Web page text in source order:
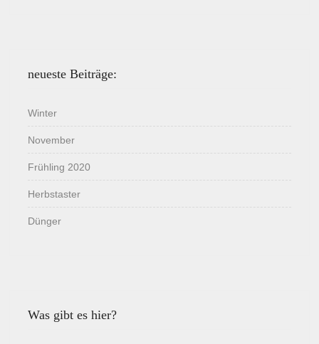
neueste Beiträge:
Winter
November
Frühling 2020
Herbstaster
Dünger
Was gibt es hier?